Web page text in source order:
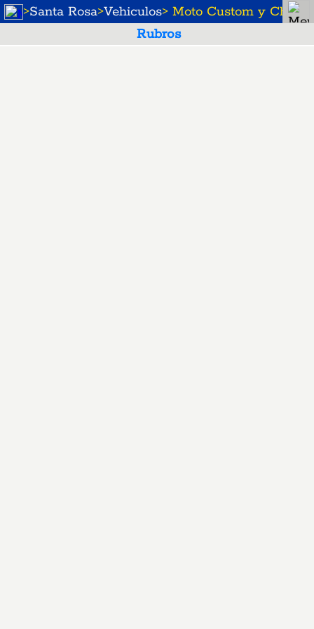
>Santa Rosa>Vehiculos> Moto Custom y Choper
Rubros